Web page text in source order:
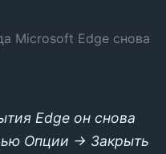
Microsoft Edge снова
Edge он снова
Опции -> Закрыть